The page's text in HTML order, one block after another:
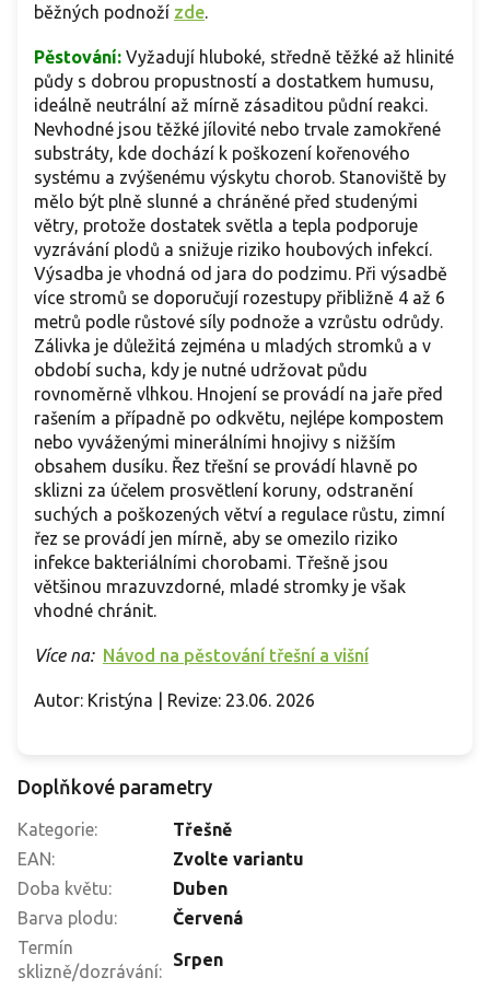
běžných podnoží zde.
Pěstování: Vyžadují hluboké, středně těžké až hlinité
půdy s dobrou propustností a dostatkem humusu,
ideálně neutrální až mírně zásaditou půdní reakci.
Nevhodné jsou těžké jílovité nebo trvale zamokřené
substráty, kde dochází k poškození kořenového
systému a zvýšenému výskytu chorob. Stanoviště by
mělo být plně slunné a chráněné před studenými
větry, protože dostatek světla a tepla podporuje
vyzrávání plodů a snižuje riziko houbových infekcí.
Výsadba je vhodná od jara do podzimu. Při výsadbě
více stromů se doporučují rozestupy přibližně 4 až 6
metrů podle růstové síly podnože a vzrůstu odrůdy.
Zálivka je důležitá zejména u mladých stromků a v
období sucha, kdy je nutné udržovat půdu
rovnoměrně vlhkou. Hnojení se provádí na jaře před
rašením a případně po odkvětu, nejlépe kompostem
nebo vyváženými minerálními hnojivy s nižším
obsahem dusíku. Řez třešní se provádí hlavně po
sklizni za účelem prosvětlení koruny, odstranění
suchých a poškozených větví a regulace růstu, zimní
řez se provádí jen mírně, aby se omezilo riziko
infekce bakteriálními chorobami. Třešně jsou
většinou mrazuvzdorné, mladé stromky je však
vhodné chránit.
Více na: Návod na pěstování třešní a višní
Autor: Kristýna | Revize: 23.06. 2026
Doplňkové parametry
Kategorie:
Třešně
EAN:
Zvolte variantu
Doba květu:
Duben
Barva plodu:
Červená
Termín
sklizně/dozrávání:
Srpen